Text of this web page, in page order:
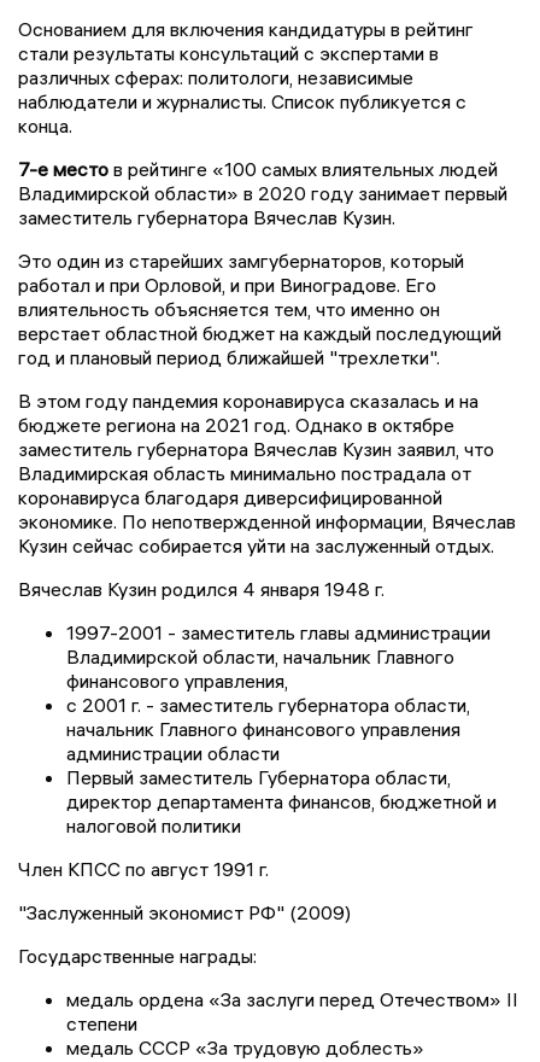
Основанием для включения кандидатуры в рейтинг
стали результаты консультаций с экспертами в
различных сферах: политологи, независимые
наблюдатели и журналисты. Список публикуется с
конца.
7-е место в рейтинге «100 самых влиятельных людей
Владимирской области» в 2020 году занимает первый
заместитель губернатора Вячеслав Кузин.
Это один из старейших замгубернаторов, который
работал и при Орловой, и при Виноградове. Его
влиятельность объясняется тем, что именно он
верстает областной бюджет на каждый последующий
год и плановый период ближайшей "трехлетки".
В этом году пандемия коронавируса сказалась и на
бюджете региона на 2021 год. Однако в октябре
заместитель губернатора Вячеслав Кузин заявил, что
Владимирская область минимально пострадала от
коронавируса благодаря диверсифицированной
экономике. По непотвержденной информации, Вячеслав
Кузин сейчас собирается уйти на заслуженный отдых.
Вячеслав Кузин родился 4 января 1948 г.
1997-2001 - заместитель главы администрации
Владимирской области, начальник Главного
финансового управления,
с 2001 г. - заместитель губернатора области,
начальник Главного финансового управления
администрации области
Первый заместитель Губернатора области,
директор департамента финансов, бюджетной и
налоговой политики
Член КПСС по август 1991 г.
"Заслуженный экономист РФ" (2009)
Государственные награды:
медаль ордена «За заслуги перед Отечеством» II
степени
медаль СССР «За трудовую доблесть»